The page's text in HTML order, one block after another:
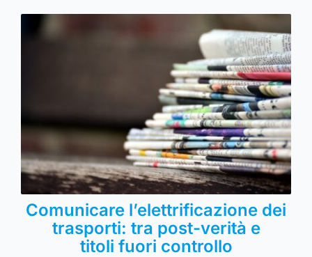
Comunicare l’elettrificazione dei
trasporti: tra post-verità e
titoli fuori controllo